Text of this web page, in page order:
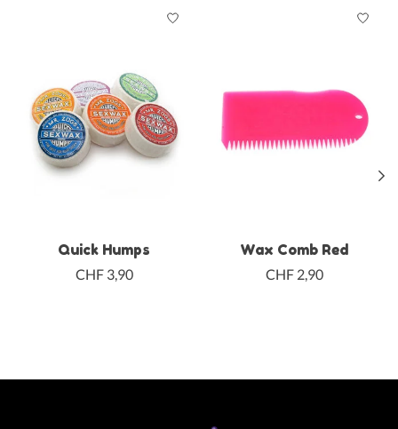
Produkt-Karussell-Artikel
Quick Humps
CHF 3,90
Wax Comb Red
CHF 2,90